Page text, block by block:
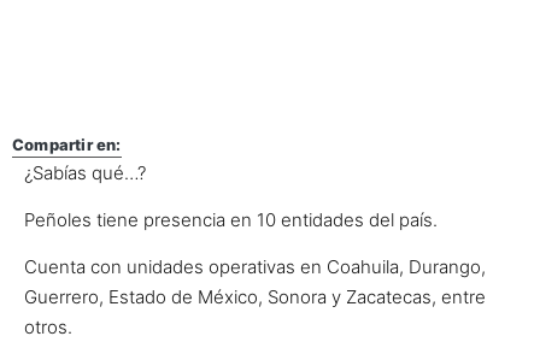
Compartir en:
¿Sabías qué…?
Peñoles tiene presencia en 10 entidades del país.
Cuenta con unidades operativas en Coahuila, Durango,
Guerrero, Estado de México, Sonora y Zacatecas, entre
otros.